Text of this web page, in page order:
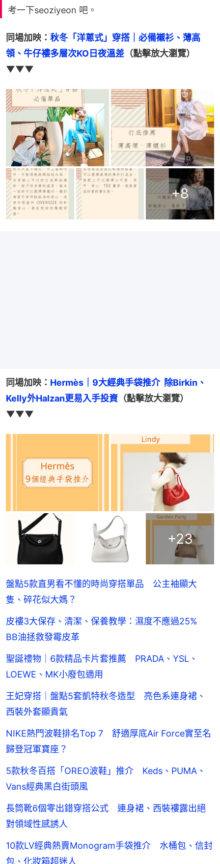
考一下seoziyeon 吧。
同場加映： 秋冬「洋蔥式」穿搭｜必備襯衫、薄高
領、牛仔褸多層次KO日夜溫差 （點擊放大瀏覽）
▼▼▼
+8
同場加映： Hermès｜9大經典手袋推介  除Birkin、
Kelly外Halzan更易入手投資 （點擊放大瀏覽）
▼▼▼
+23
盤點5款直男看不懂的時尚穿搭單品 公主袖顯大
隻、碎花似大媽？
皮褸3大保存、清潔、保養教學：濕度不應過25%
BB油拯救發霉皮革
聖誕禮物｜6款精品卡片套推薦 PRADA、YSL、
LOEWE、MK小廢包適用
王妃穿搭｜盤點5套凱特秋冬造型 亮色系連身裙、
西裝外套顯貴氣
NIKE熱門波鞋排名Top 7 舒適厚底Air Force實至名
歸登冠軍寶座？
5款秋冬百搭「OREO波鞋」推介 Keds、PUMA、
Vans經典黑白街頭風
長筒靴6個零出錯穿搭公式 連身裙、西裝褸露出絕
對領域性感誘人
10款LV經典熱賣Monogram手袋推介 水桶包、信封
包、化妝箱超迷人